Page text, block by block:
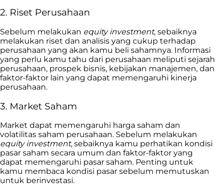
2. Riset Perusahaan
Sebelum melakukan equity investment, sebaiknya
melakukan riset dan analisis yang cukup terhadap
perusahaan yang akan kamu beli sahamnya. Informasi
yang perlu kamu tahu dari perusahaan meliputi sejarah
perusahaan, prospek bisnis, kebijakan manajemen, dan
faktor-faktor lain yang dapat memengaruhi kinerja
perusahaan.
3. Market Saham
Market dapat memengaruhi harga saham dan
volatilitas saham perusahaan. Sebelum melakukan
equity investment, sebaiknya kamu perhatikan kondisi
pasar saham secara umum dan faktor-faktor yang
dapat memengaruhi pasar saham. Penting untuk
kamu membaca kondisi pasar sebelum memutuskan
untuk berinvestasi.